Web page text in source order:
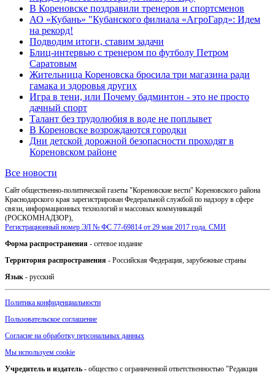
В Кореновске поздравили тренеров и спортсменов
АО «Кубань» "Кубанского филиала «АгроГард»: Идем
на рекорд!
Подводим итоги, ставим задачи
Блиц-интервью с тренером по футболу Петром
Саратовым
Жительница Кореновска бросила три магазина ради
гамака и здоровья других
Игра в тени, или Почему бадминтон - это не просто
дачный спорт
Талант без трудолюбия в воде не поплывет
В Кореновске возрождаются городки
Дни детской дорожной безопасности проходят в
Кореновском районе
Все новости
Сайт общественно-политической газеты "Кореновские вести" Кореновского района
Краснодарского края зарегистрирован Федеральной службой по надзору в сфере
связи, информационных технологий и массовых коммуникаций
(РОСКОМНАДЗОР),
Регистрационный номер ЭЛ № ФС 77-69814 от 29 мая 2017 года. СМИ
Форма распространения - сетевое издание
Территория распространения - Российская Федерация, зарубежные страны
Язык - русский
Политика конфиденциальности
Пользовательское соглашение
Согласие на обработку персональных данных
Мы используем cookie
Учредитель и издатель - общество с ограниченной ответственностью "Редакция